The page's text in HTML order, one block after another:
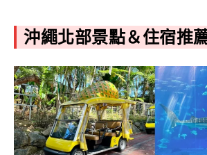
沖繩北部景點＆住宿推